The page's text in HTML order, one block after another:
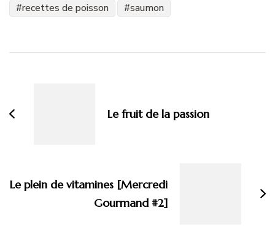
recettes de poisson
saumon
Le fruit de la passion
Le plein de vitamines [Mercredi
Gourmand #2]